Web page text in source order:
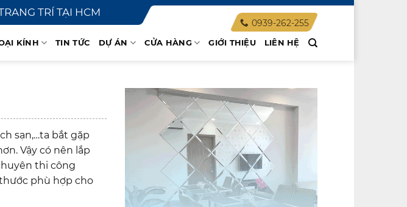
TRÍ TẠI HCM
0939-262-255
KÍNH TIN TỨC DỰ ÁN CỬA HÀNG GIỚI THIỆU LIÊN HỆ
sạn,…ta bắt gặp
Vậy có nên lắp
thi công
phù hợp cho